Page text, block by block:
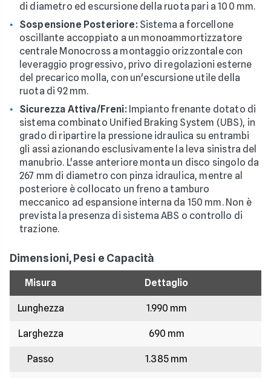
di diametro ed escursione della ruota pari a 100 mm.
Sospensione Posteriore:Sistema a forcellone
oscillante accoppiato a un monoammortizzatore
centrale Monocross a montaggio orizzontale con
leveraggio progressivo, privo di regolazioni esterne
del precarico molla, con un'escursione utile della
ruota di 92 mm.
Sicurezza Attiva/Freni:Impianto frenante dotato di
sistema combinato Unified Braking System (UBS), in
grado di ripartire la pressione idraulica su entrambi
gli assi azionando esclusivamente la leva sinistra del
manubrio. L'asse anteriore monta un disco singolo da
267 mm di diametro con pinza idraulica, mentre al
posteriore è collocato un freno a tamburo
meccanico ad espansione interna da 150 mm. Non è
prevista la presenza di sistema ABS o controllo di
trazione.
Dimensioni, Pesi e Capacità
Misura Dettaglio
Lunghezza 1.990 mm
Larghezza 690 mm
Passo 1.385 mm